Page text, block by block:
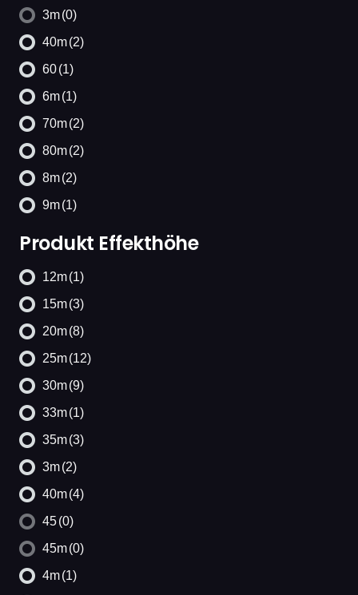
3m(0)
40m(2)
60(1)
6m(1)
70m(2)
80m(2)
8m(2)
9m(1)
Produkt Effekthöhe
12m(1)
15m(3)
20m(8)
25m(12)
30m(9)
33m(1)
35m(3)
3m(2)
40m(4)
45(0)
45m(0)
4m(1)